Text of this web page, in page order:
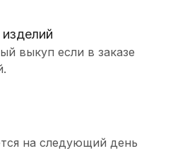
выкуп если в заказе
на следующий день